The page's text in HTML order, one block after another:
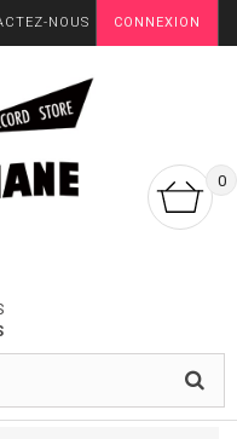
CONNEXION
NOUS
0